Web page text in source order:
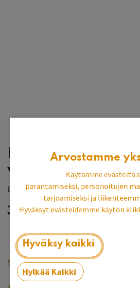
Lamppupöytä,
vaaleanharmaa
Espoon myymälän esittelykpl
373,71€
Saat ilmoituksen kun tuotetta on
Arvostamme
Käytämme evästeitä
parantamiseksi, personoitujen
tarjoamiseksi ja
Hyväksyt evästeidemme käytön
Hyväksy kaikki
Hylkää Kaikki